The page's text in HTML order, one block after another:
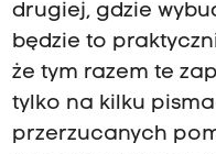
drugiej, gdzie
będzie to
że tym razem te
tylko na kilku
przerzucanych